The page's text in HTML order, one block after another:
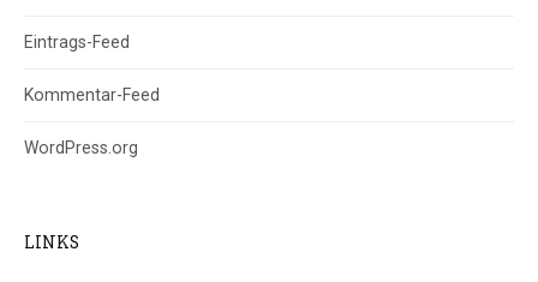
Eintrags-Feed
Kommentar-Feed
WordPress.org
LINKS